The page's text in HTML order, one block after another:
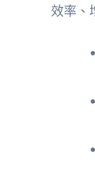
效率、